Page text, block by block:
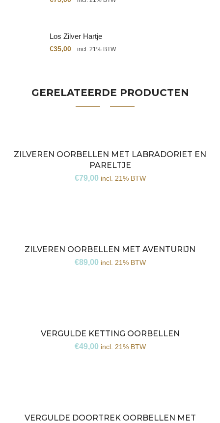
Los Zilver Hartje
€35,00 incl. 21% BTW
GERELATEERDE PRODUCTEN
ZILVEREN OORBELLEN MET LABRADORIET EN
PARELTJE
€79,00 incl. 21% BTW
ZILVEREN OORBELLEN MET AVENTURIJN
€89,00 incl. 21% BTW
VERGULDE KETTING OORBELLEN
€49,00 incl. 21% BTW
VERGULDE DOORTREK OORBELLEN MET